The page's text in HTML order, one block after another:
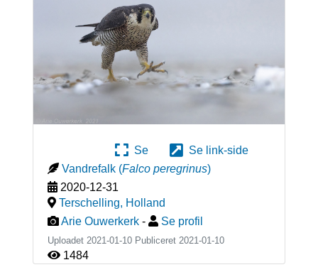
Se
Se link-side
Vandrefalk (Falco peregrinus)
2020-12-31
Terschelling, Holland
Arie Ouwerkerk - Se profil
Uploadet 2021-01-10 Publiceret 2021-01-10
1484